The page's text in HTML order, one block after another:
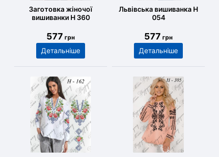
Заготовка жіночої
вишиванки Н 360
577 грн
Детальніше
Львівська вишиванка Н
054
577 грн
Детальніше